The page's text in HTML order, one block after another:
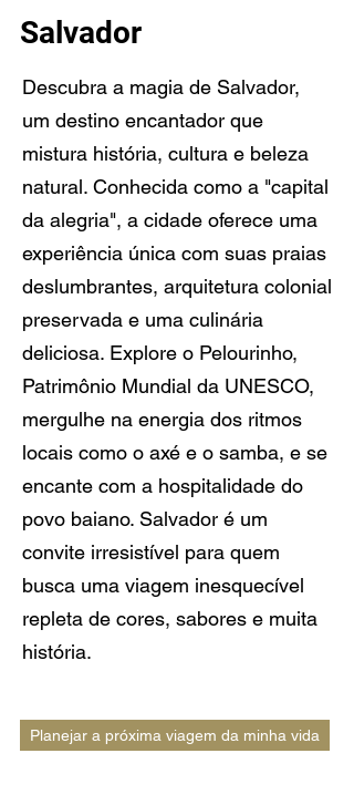
Salvador
Descubra a magia de Salvador,
um destino encantador que
mistura história, cultura e beleza
natural. Conhecida como a "capital
da alegria", a cidade oferece uma
experiência única com suas praias
deslumbrantes, arquitetura colonial
preservada e uma culinária
deliciosa. Explore o Pelourinho,
Patrimônio Mundial da UNESCO,
mergulhe na energia dos ritmos
locais como o axé e o samba, e se
encante com a hospitalidade do
povo baiano. Salvador é um
convite irresistível para quem
busca uma viagem inesquecível
repleta de cores, sabores e muita
história.
Planejar a próxima viagem da minha vida